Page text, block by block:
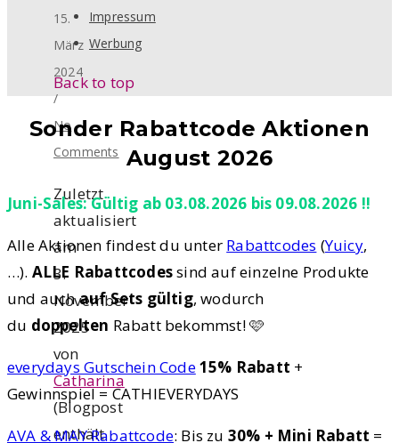
15.
März
2024
/
No
Comments
Zuletzt
aktualisiert
am
3.
November
2025
von
Catharina
(Blogpost
enthält
Impressum
Werbung
Back to top
Sonder Rabattcode Aktionen
August 2026
Juni-Sales: Gültig ab 03.08.2026 bis 09.08.2026 !!
Alle Aktionen findest du unter Rabattcodes (Yuicy,
…). ALLE Rabattcodessind auf einzelne Produkte
und auchauf Sets gültig, wodurch
du doppelten Rabatt bekommst! 🩷
everydays Gutschein Code15% Rabatt +
Gewinnspiel = CATHIEVERYDAYS
AVA & MAY Rabattcode: Bis zu 30% + Mini Rabatt =